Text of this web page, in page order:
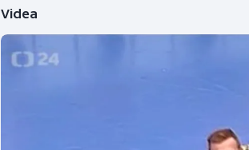
Videa